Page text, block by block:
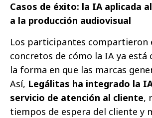
Casos de éxito: la IA aplicada
a la producción audiovisual
Los participantes compartieron
concretos de cómo la IA ya
la forma en que las marcas
Así, Legálitas ha integrado la
servicio de atención al cliente,
tiempos de espera del cliente y